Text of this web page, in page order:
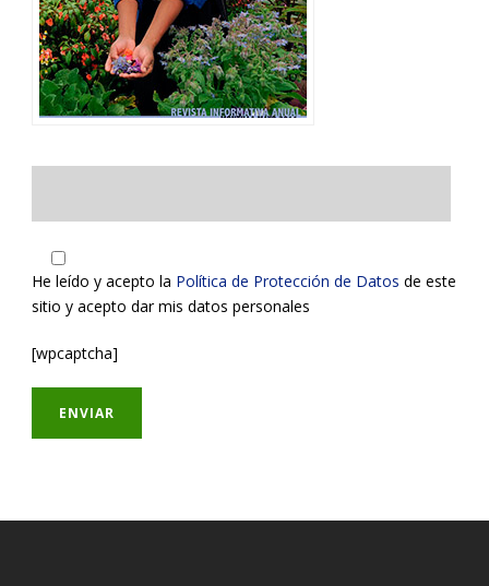
He leído y acepto la Política de Protección de Datos de este
sitio y acepto dar mis datos personales
[wpcaptcha]